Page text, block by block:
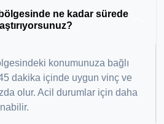
ne kadar sürede
konumunuza bağlı
dakika içinde uygun vinç ve
olur. Acil durumlar için daha